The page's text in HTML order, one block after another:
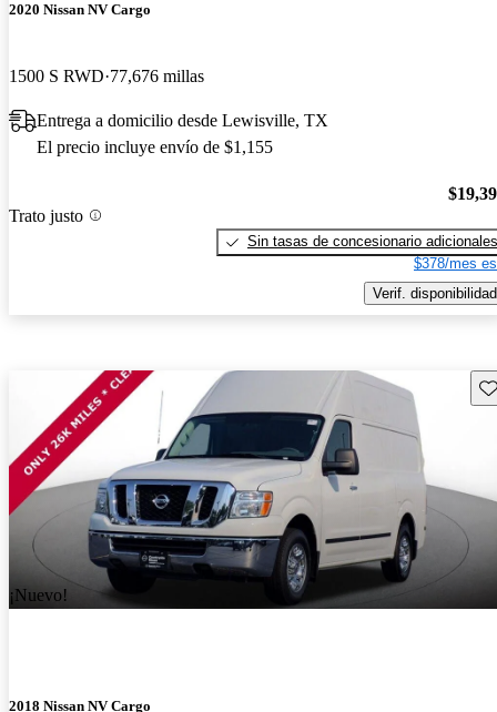
2020 Nissan NV Cargo
1500 S RWD 77,676 millas
Entrega a domicilio desde Lewisville, TX
El precio incluye envío de $1,155
Trato justo
Sin tasas de concesionario adicionales
$378/mes
Verif. disponibilidad
¡Nuevo!
2018 Nissan NV Cargo